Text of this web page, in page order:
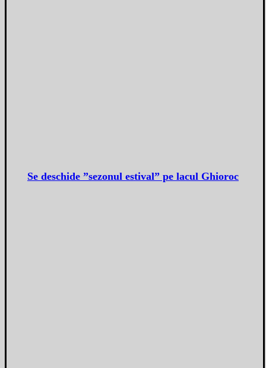
Se deschide ”sezonul estival” pe lacul Ghioroc